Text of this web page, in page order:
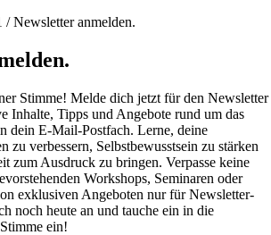
/ Newsletter anmelden.
Stimme! Melde dich jetzt für den Newsletter
Inhalte, Tipps und Angebote rund um das
dein E-Mail-Postfach. Lerne, deine
zu verbessern, Selbstbewusstsein zu stärken
zum Ausdruck zu bringen. Verpasse keine
Workshops, Seminaren oder
exklusiven Angeboten nur für Newsletter-
noch heute an und tauche ein in die
ein!